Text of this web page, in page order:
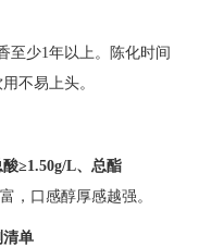
至少1年以上。陈化时间
不易上头。
酸≥1.50g/L、总酯
，口感醇厚感越强。
清单